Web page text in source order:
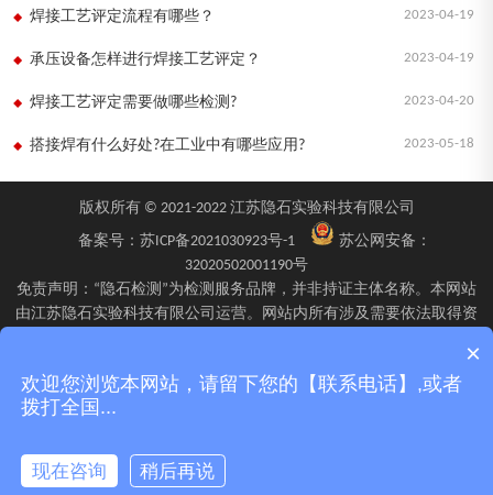
2023-04-19
焊接工艺评定流程有哪些？
2023-04-19
承压设备怎样进行焊接工艺评定？
2023-04-20
焊接工艺评定需要做哪些检测?
2023-05-18
搭接焊有什么好处?在工业中有哪些应用?
版权所有 © 2021-2022 江苏隐石实验科技有限公司
备案号： 苏ICP备2021030923号-1
苏公网安备：
32020502001190号
免责声明：“隐石检测”为检测服务品牌，并非持证主体名称。本网站
由江苏隐石实验科技有限公司运营。网站内所有涉及需要依法取得资
石检验检测有限公司、四川隐石检验检测有限公司、南京隐石安全阀
校验有限公司在资质认定能力范围内具体实施并出具报告。不同检测
项目的资质适用范围、报告标识及出具主体可能不同，具体情况以双
×
欢迎您浏览本网站，请留下您的【联系电话】,或者
拨打全国...
现在咨询 稍后再说